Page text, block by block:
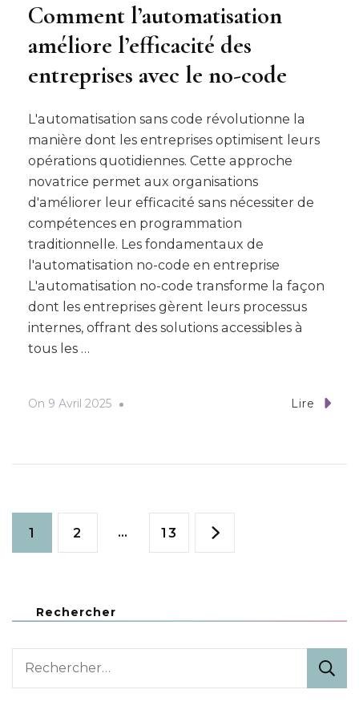
Comment l’automatisation
améliore l’efficacité des
entreprises avec le no-code
L'automatisation sans code révolutionne la
manière dont les entreprises optimisent leurs
opérations quotidiennes. Cette approche
novatrice permet aux organisations
d'améliorer leur efficacité sans nécessiter de
compétences en programmation
traditionnelle. Les fondamentaux de
l'automatisation no-code en entreprise
L'automatisation no-code transforme la façon
dont les entreprises gèrent leurs processus
internes, offrant des solutions accessibles à
tous les …
On 9 Avril 2025 Lire
Pagination
publications
Page
1 Page
2 … Page
13
Rechercher
Rechercher :